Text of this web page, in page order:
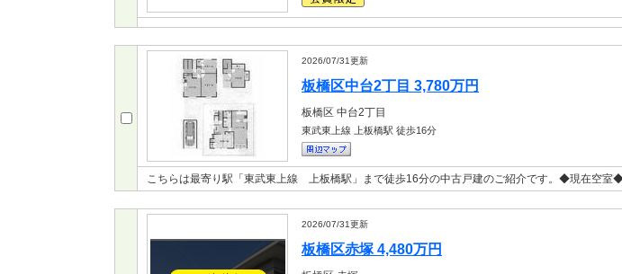
2026/07/31更新
板橋区中台2丁目 3,780万円
板橋区 中台2丁目
東武東上線 上板橋駅 徒歩16分
こちらは最寄り駅「東武東上線 上板橋駅」まで徒歩16分の中古戸建のご紹介です。◆現在空
2026/07/31更新
板橋区赤塚 4,480万円